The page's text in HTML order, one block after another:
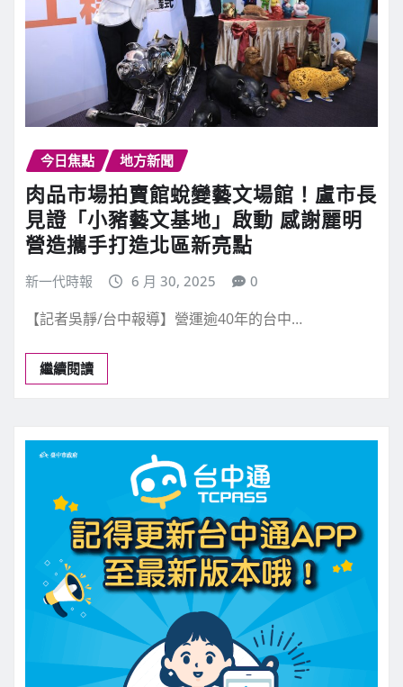
今日焦點 地方新聞
肉品市場拍賣館蛻變藝文場館！盧市長
見證「小豬藝文基地」啟動 感謝麗明
營造攜手打造北區新亮點
新一代時報 6 月 30, 2025 0
【記者吳靜/台中報導】營運逾40年的台中…
繼續閱讀